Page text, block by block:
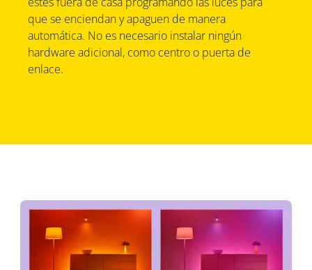
que se enciendan y apaguen de manera
automática. No es necesario instalar ningún
hardware adicional, como centro o puerta de
enlace.